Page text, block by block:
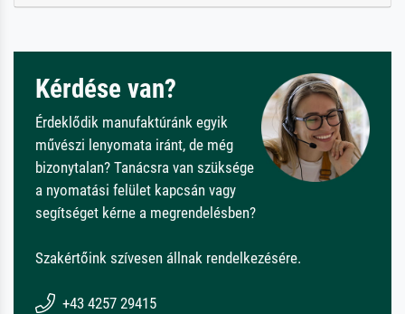
Kérdése van?
Érdeklődik manufaktúránk egyik
művészi lenyomata iránt, de még
bizonytalan? Tanácsra van szüksége
a nyomatási felület kapcsán vagy
segítséget kérne a megrendelésben?
Szakértőink szívesen állnak rendelkezésére.
+43 4257 29415